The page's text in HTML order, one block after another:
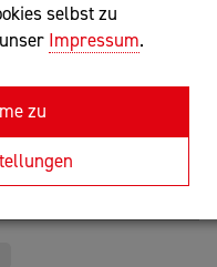
selbst zu
Impressum.
zuEntfernung
Z-A